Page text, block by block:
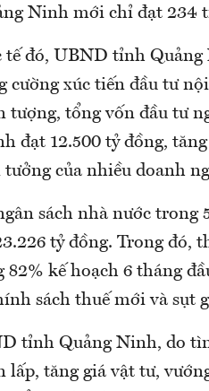
Ninh mới chỉ đạt 234
tế đó, UBND tỉnh
cường xúc tiến đầu tư
tượng, tổng vốn đầu tư
đạt 12.500 tỷ đồng,
tưởng của nhiều doanh
sách nhà nước trong
tỷ đồng. Trong đó,
82% kế hoạch 6 tháng
sách thuế mới và sụt
tỉnh Quảng Ninh, do
lấp, tăng giá vật tư,